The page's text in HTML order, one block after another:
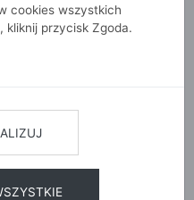
cookies wszystkich
kliknij przycisk Zgoda.